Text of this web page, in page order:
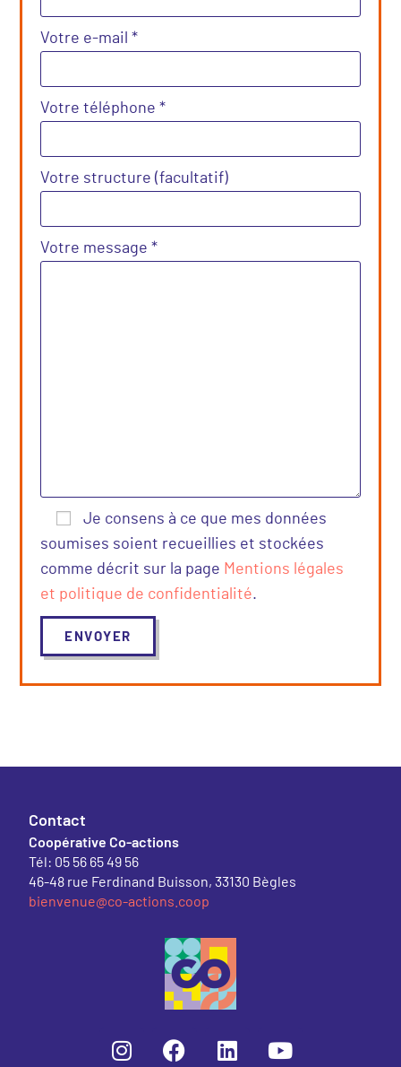
Votre e-mail *
Votre téléphone *
Votre structure (facultatif)
Votre message *
Je consens à ce que mes données
soumises soient recueillies et stockées
comme décrit sur la page Mentions légales
et politique de confidentialité.
Contact
Coopérative Co-actions
Tél: 05 56 65 49 56
46-48 rue Ferdinand Buisson, 33130 Bègles
bienvenue@co-actions.coop